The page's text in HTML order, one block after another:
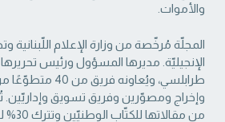
والأموات. ‏
المجلّة مُرخّصة من وزارة الإعلام
الإنجيليّة. مديرها المسؤول ‏ورئيس
طرابلسي، ويُعاونه
من